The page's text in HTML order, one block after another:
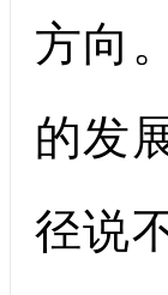
方向
的发
径说